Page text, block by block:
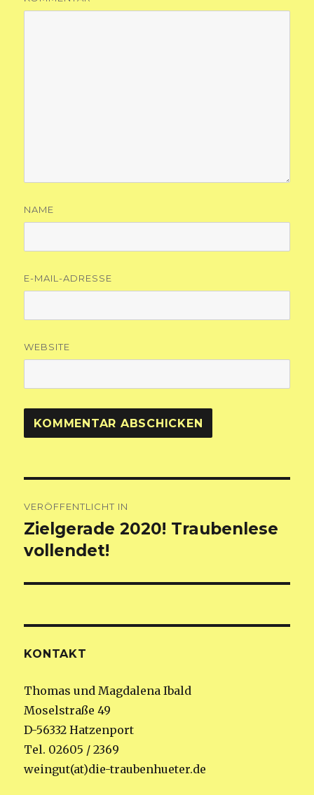
NAME
E-MAIL-ADRESSE
WEBSITE
VERÖFFENTLICHT IN
Zielgerade 2020! Traubenlese
vollendet!
KONTAKT
Thomas und Magdalena Ibald
Moselstraße 49
D-56332 Hatzenport
Tel. 02605 / 2369
weingut(at)die-traubenhueter.de